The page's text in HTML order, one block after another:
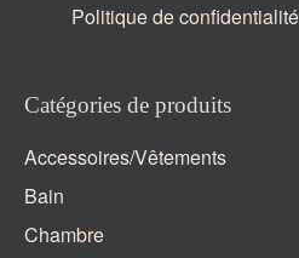
Politique de
Catégories de produits
Accessoires/Vêtements
Bain
Chambre